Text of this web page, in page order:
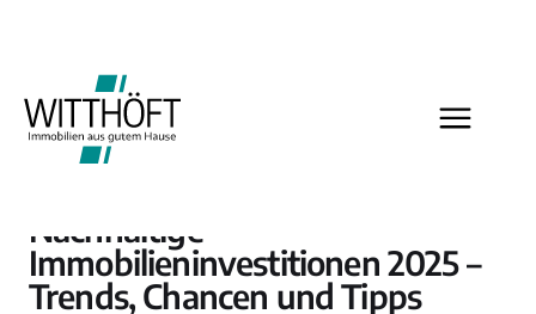
Nachhaltige
Immobilieninvestitionen 2025 –
Trends, Chancen und Tipps